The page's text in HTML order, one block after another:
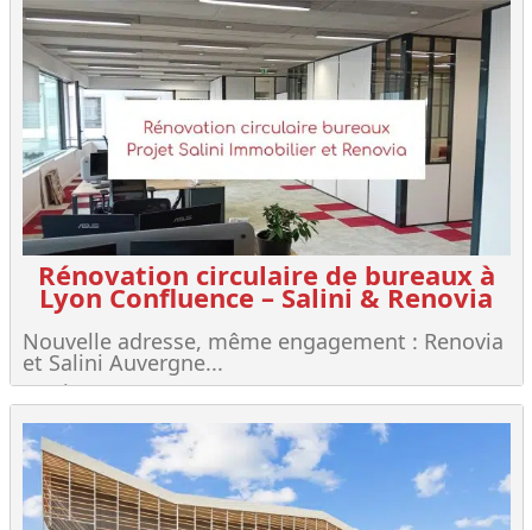
Rénovation circulaire de bureaux à
Lyon Confluence – Salini & Renovia
Nouvelle adresse, même engagement : Renovia
et Salini Auvergne...
Lire +